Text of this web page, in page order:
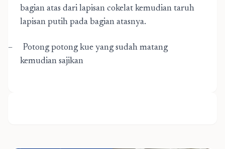
bagian atas dari lapisan cokelat kemudian taruh
lapisan putih pada bagian atasnya.
–
Potong potong kue yang sudah matang
kemudian sajikan